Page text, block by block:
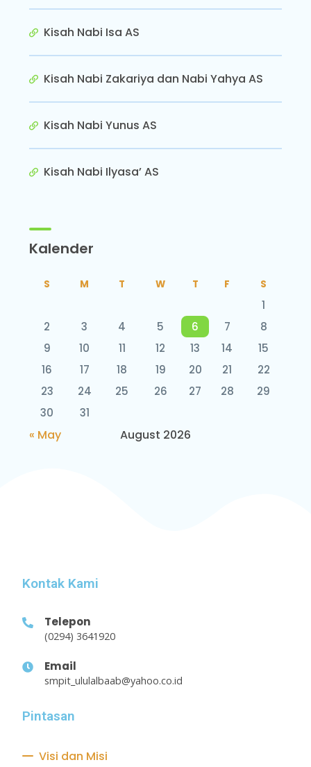
Kisah Nabi Isa AS
Kisah Nabi Zakariya dan Nabi Yahya AS
Kisah Nabi Yunus AS
Kisah Nabi Ilyasa’ AS
Kalender
August 2026
S M T W T F S
1
2
3 4 5 6 7
8
9
10 11 12 13 14
15
16
17 18 19 20 21
22
23
24 25 26 27 28
29
30
31
« May
Kontak Kami
Telepon
(0294) 3641920
Email
smpit_ululalbaab@yahoo.co.id
Pintasan
Visi dan Misi